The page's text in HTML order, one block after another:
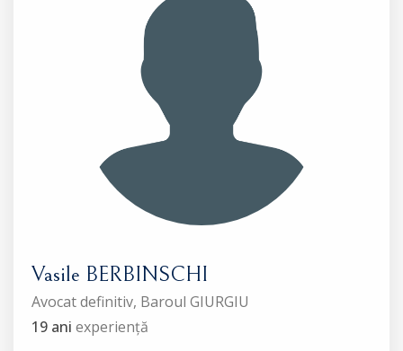
Vasile BERBINSCHI
Avocat definitiv, Baroul GIURGIU
19 ani experiență